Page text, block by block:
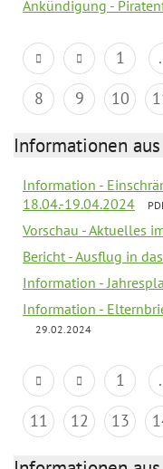
Ankündigung -
1
8
9 10
Informationen
Information -
18.04.-19.04.2024
Vorschau - Aktuelles
Bericht - Ausflug in
Information -
Information -
29.02.2024
1
11
12 13